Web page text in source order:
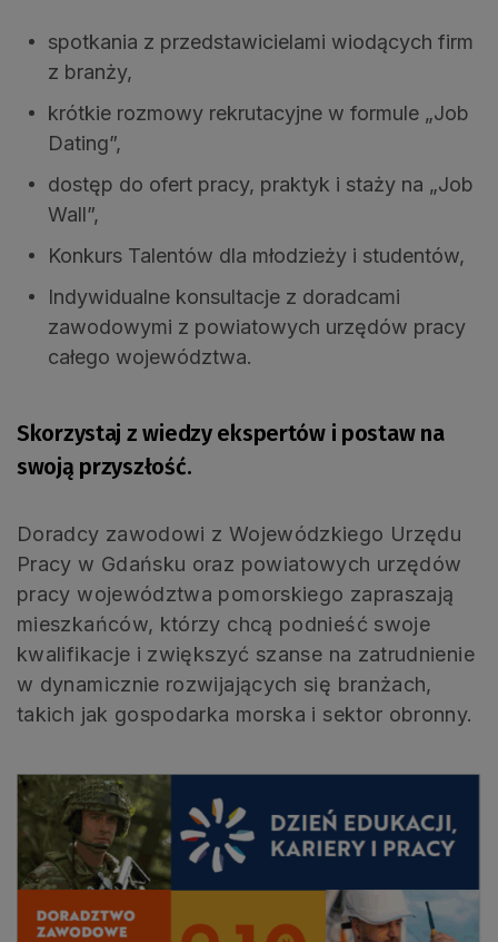
spotkania z przedstawicielami wiodących firm
z branży,
krótkie rozmowy rekrutacyjne w formule „Job
Dating”,
dostęp do ofert pracy, praktyk i staży na „Job
Wall”,
Konkurs Talentów dla młodzieży i studentów,
Indywidualne konsultacje z doradcami
zawodowymi z powiatowych urzędów pracy
całego województwa.
Skorzystaj z wiedzy ekspertów i postaw na
swoją przyszłość.
Doradcy zawodowi z Wojewódzkiego Urzędu
Pracy w Gdańsku oraz powiatowych urzędów
pracy województwa pomorskiego zapraszają
mieszkańców, którzy chcą podnieść swoje
kwalifikacje i zwiększyć szanse na zatrudnienie
w dynamicznie rozwijających się branżach,
takich jak gospodarka morska i sektor obronny.